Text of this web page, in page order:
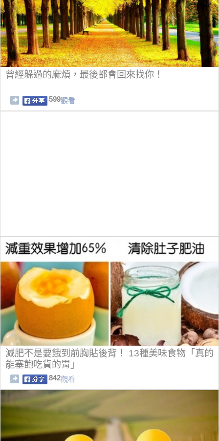
曾經躲過的麻煩，最後都會回來找你！
599觀看
減肥不是要餓到前胸貼後背！ 13種美味食物「真的
能塞飽吃貨的胃」
842觀看